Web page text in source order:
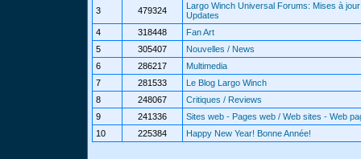
3 479324
Largo Winch Universal Forums: Mises à
Updates
4
318448
Fan Art
5
305407
Nouvelles / News
6
286217
Multimedia
7
281533
Le Blog Largo Winch
8
248067
Critiques / Reviews
9
241336
Sites web - Pages web / Web sites - Web
10
225384 Happy New Year! Bonne Année!